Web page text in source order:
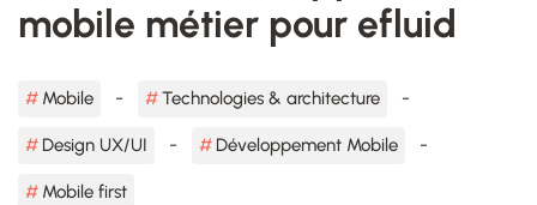
mobile métier pour efluid
Mobile Technologies & architecture
Design UX/UI Développement Mobile
Mobile first